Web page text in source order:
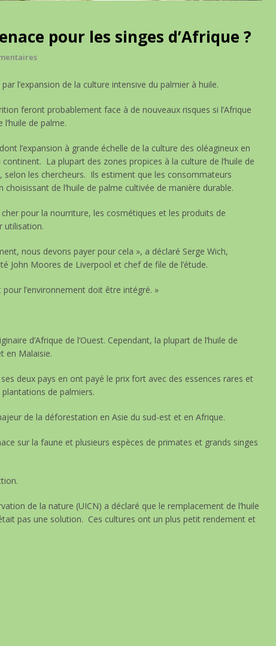
pour les singes d’Afrique ?
l’expansion de la culture intensive du palmier à huile.
feront probablement face à de nouveaux risques si l’Afrique
de palme.
l’expansion à grande échelle de la culture des oléagineux en
La plupart des zones propices à la culture de l’huile de
les chercheurs. Ils estiment que les consommateurs
de l’huile de palme cultivée de manière durable.
pour la nourriture, les cosmétiques et les produits de
utilisation.
nous devons payer pour cela », a déclaré Serge Wich,
John Moores de Liverpool et chef de file de l’étude.
l’environnement doit être intégré. »
d’Afrique de l’Ouest. Cependant, la plupart de l’huile de
en Malaisie.
deux pays en ont payé le prix fort avec des essences rares et
de palmiers.
de la déforestation en Asie du sud-est et en Afrique.
sur la faune et plusieurs espèces de primates et grands singes
de la nature (UICN) a déclaré que le remplacement de l’huile
pas une solution. Ces cultures ont un plus petit rendement et